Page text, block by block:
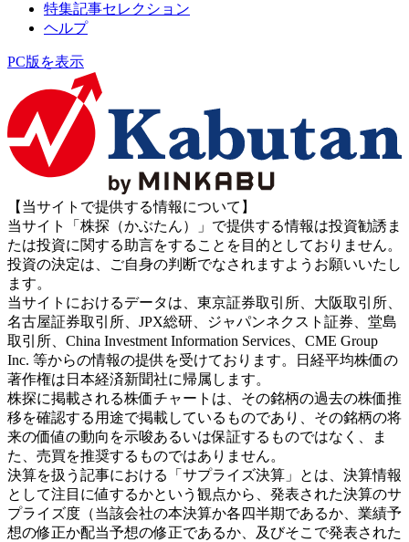
特集記事セレクション
ヘルプ
PC版を表示
【当サイトで提供する情報について】
当サイト「株探（かぶたん）」で提供する情報は投資勧誘ま
たは投資に関する助言をすることを目的としておりません。
投資の決定は、ご自身の判断でなされますようお願いいたし
ます。
当サイトにおけるデータは、東京証券取引所、大阪取引所、
名古屋証券取引所、JPX総研、ジャパンネクスト証券、堂島
取引所、China Investment Information Services、CME Group
Inc. 等からの情報の提供を受けております。日経平均株価の
著作権は日本経済新聞社に帰属します。
株探に掲載される株価チャートは、その銘柄の過去の株価推
移を確認する用途で掲載しているものであり、その銘柄の将
来の価値の動向を示唆あるいは保証するものではなく、ま
た、売買を推奨するものではありません。
決算を扱う記事における「サプライズ決算」とは、決算情報
として注目に値するかという観点から、発表された決算のサ
プライズ度（当該会社の本決算か各四半期であるか、業績予
想の修正か配当予想の修正であるか、及びそこで発表された